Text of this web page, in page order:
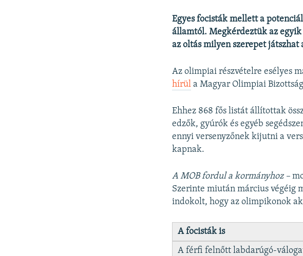
Egyes focisták mellett a
államtól. Megkérdeztük az
az oltás milyen szerepet
Az olimpiai részvételre esélyes
hírül a Magyar Olimpiai
Ehhez 868 fős listát állítottak
edzők, gyúrók és egyéb
ennyi versenyzőnek kijutni a
kapnak.
A MOB fordul a kormányhoz –
Szerinte miután március
indokolt, hogy az olimpikonok
A focisták is
A férfi felnőtt labdarúgó-